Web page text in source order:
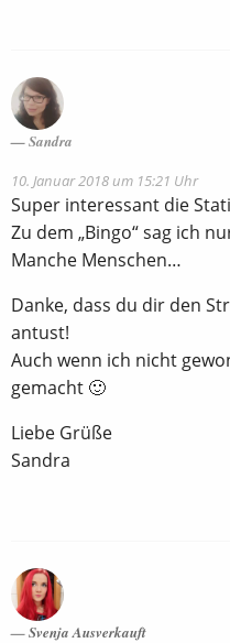
Sandra
10. Januar 2018 um 15:21 Uhr
Super interessant die
Zu dem „Bingo“ sag ich
Manche Menschen…
Danke, dass du dir den
antust!
Auch wenn ich nicht
gemacht 🙂
Liebe Grüße
Sandra
Svenja Ausverkauft